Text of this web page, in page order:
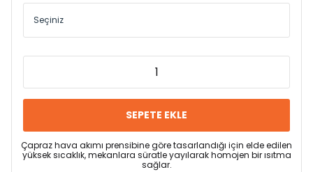
SEPETE EKLE
Çapraz hava akımı prensibine göre tasarlandığı için elde edilen
yüksek sıcaklık, mekanlara süratle yayılarak homojen bir ısıtma
sağlar.